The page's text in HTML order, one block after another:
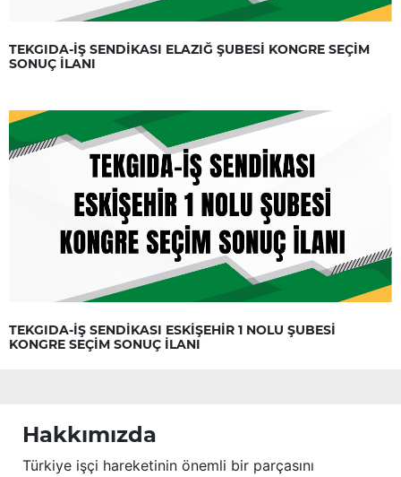
TEKGIDA-İŞ SENDİKASI ELAZIĞ ŞUBESİ KONGRE SEÇİM
SONUÇ İLANI
TEKGIDA-İŞ SENDİKASI ESKİŞEHİR 1 NOLU ŞUBESİ
KONGRE SEÇİM SONUÇ İLANI
Hakkımızda
Türkiye işçi hareketinin önemli bir parçasını